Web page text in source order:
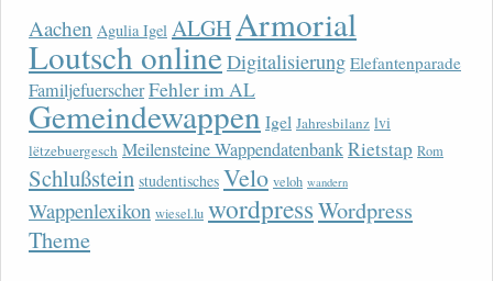
Aachen Agulia Igel ALGH Armorial
Loutsch onlineDigitalisierung Elefantenparade
FamiljefuerscherFehler im AL
Gemeindewappen Igel Jahresbilanz lvi
lëtzebuergesch Meilensteine WappendatenbankRietstap Rom
Schlußstein studentisches Velo veloh wandern
Wappenlexikon wiesel.lu wordpressWordpress
Theme